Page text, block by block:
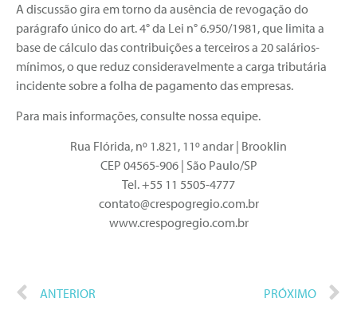
A discussão gira em torno da ausência de revogação do
parágrafo único do art. 4° da Lei n° 6.950/1981, que limita a
base de cálculo das contribuições a terceiros a 20 salários-
mínimos, o que reduz consideravelmente a carga tributária
incidente sobre a folha de pagamento das empresas.
Para mais informações, consulte nossa equipe.
Rua Flórida, nº 1.821, 11º andar | Brooklin
CEP 04565-906 | São Paulo/SP
Tel. +55 11 5505-4777
contato@crespogregio.com.br
www.crespogregio.com.br
ANTERIOR PRÓXIMO